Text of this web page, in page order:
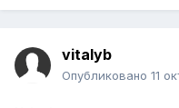
vitalyb
Опубликовано 11